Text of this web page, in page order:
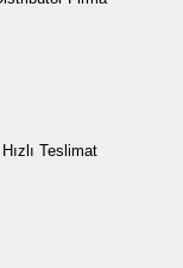
Hızlı Teslimat